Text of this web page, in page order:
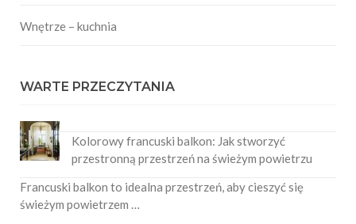
Wnętrze – kuchnia
WARTE PRZECZYTANIA
Kolorowy francuski balkon: Jak stworzyć
przestronną przestrzeń na świeżym powietrzu
Francuski balkon to idealna przestrzeń, aby cieszyć się
świeżym powietrzem …